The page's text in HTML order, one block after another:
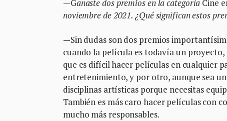
—Ganaste dos premios en la categoría Cine
noviembre de 2021. ¿Qué significan estos
—Sin dudas son dos premios
cuando la película es todavía un
que es difícil hacer películas en cualquier
entretenimiento, y por otro, aunque sea
disciplinas artísticas porque necesitas
También es más caro hacer películas con
mucho más responsables.